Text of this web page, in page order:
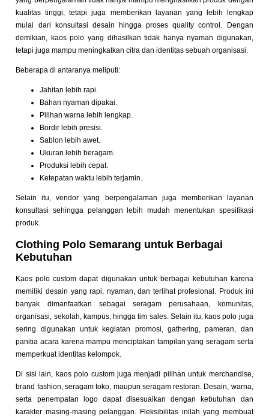
kualitas tinggi, tetapi juga memberikan layanan yang lebih lengkap
mulai dari konsultasi desain hingga proses quality control. Dengan
demikian, kaos polo yang dihasilkan tidak hanya nyaman digunakan,
tetapi juga mampu meningkatkan citra dan identitas sebuah organisasi.
Beberapa di antaranya meliputi:
Jahitan lebih rapi.
Bahan nyaman dipakai.
Pilihan warna lebih lengkap.
Bordir lebih presisi.
Sablon lebih awet.
Ukuran lebih beragam.
Produksi lebih cepat.
Ketepatan waktu lebih terjamin.
Selain itu, vendor yang berpengalaman juga memberikan layanan
konsultasi sehingga pelanggan lebih mudah menentukan spesifikasi
produk.
Clothing Polo Semarang untuk Berbagai
Kebutuhan
Kaos polo custom dapat digunakan untuk berbagai kebutuhan karena
memiliki desain yang rapi, nyaman, dan terlihat profesional. Produk ini
banyak dimanfaatkan sebagai seragam perusahaan, komunitas,
organisasi, sekolah, kampus, hingga tim sales. Selain itu, kaos polo juga
sering digunakan untuk kegiatan promosi, gathering, pameran, dan
panitia acara karena mampu menciptakan tampilan yang seragam serta
memperkuat identitas kelompok.
Di sisi lain, kaos polo custom juga menjadi pilihan untuk merchandise,
brand fashion, seragam toko, maupun seragam restoran. Desain, warna,
serta penempatan logo dapat disesuaikan dengan kebutuhan dan
karakter masing-masing pelanggan. Fleksibilitas inilah yang membuat